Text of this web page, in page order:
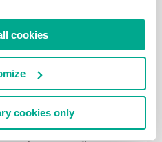
cookies
cookies only
ist nur
Lassen Sie uns nicht so